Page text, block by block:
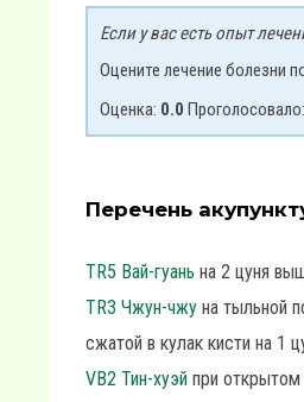
Если у вас есть опыт
Оцените лечение болезни
Оценка: 0.0 Проголосовало:
Перечень
TR5 Вай-гуань на 2 цуня
TR3 Чжун-чжу на тыльной
сжатой в кулак кисти на 1
VB2 Тин-хуэй при открытом